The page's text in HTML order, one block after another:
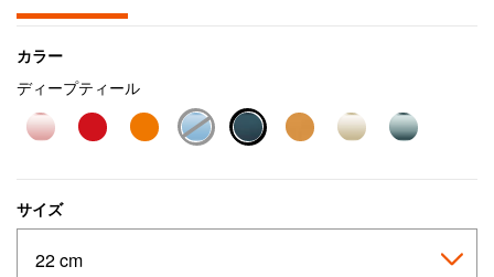
カラー
ディープティール
サイズ